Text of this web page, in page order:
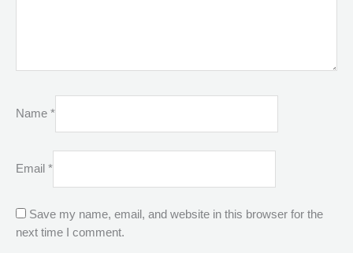
Name *
Email *
Save my name, email, and website in this browser for the
next time I comment.